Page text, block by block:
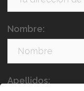
Nombre:
Apellidos: